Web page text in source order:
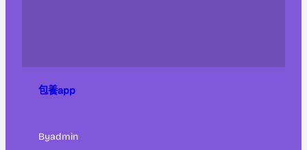
包養app
Byadmin